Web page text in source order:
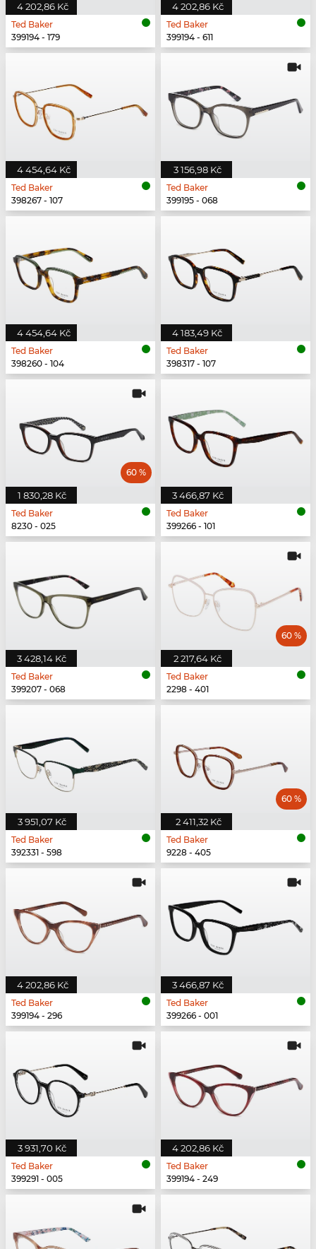
4 202,86 Kč
Ted Baker
399194 - 179
4 202,86 Kč
Ted Baker
399194 - 611
4 454,64 Kč
Ted Baker
398267 - 107
3 156,98 Kč
Ted Baker
399195 - 068
4 454,64 Kč
Ted Baker
398260 - 104
4 183,49 Kč
Ted Baker
398317 - 107
1 830,28 Kč
60 %
Ted Baker
8230 - 025
3 466,87 Kč
Ted Baker
399266 - 101
3 428,14 Kč
Ted Baker
399207 - 068
2 217,64 Kč
60 %
Ted Baker
2298 - 401
3 951,07 Kč
Ted Baker
392331 - 598
2 411,32 Kč
60 %
Ted Baker
9228 - 405
4 202,86 Kč
Ted Baker
399194 - 296
3 466,87 Kč
Ted Baker
399266 - 001
3 931,70 Kč
Ted Baker
399291 - 005
4 202,86 Kč
Ted Baker
399194 - 249